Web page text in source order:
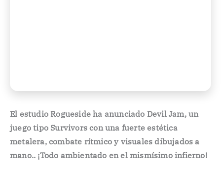
El estudio Rogueside ha anunciado Devil Jam, un
juego tipo Survivors con una fuerte estética
metalera, combate rítmico y visuales dibujados a
mano.. ¡Todo ambientado en el mismísimo infierno!